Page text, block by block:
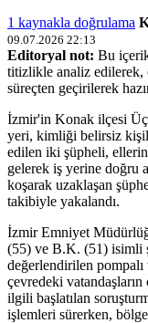
1 kaynakla doğrulama
09.07.2026 22:13
Editoryal not: Bu
titizlikle analiz edilerek,
süreçten geçirilerek
İzmir'in Konak ilçesi
yeri, kimliği belirsiz
edilen iki şüpheli,
gelerek iş yerine doğru
koşarak uzaklaşan
takibiyle yakalandı.
İzmir Emniyet
(55) ve B.K. (51) isimli
değerlendirilen pompalı
çevredeki
ilgili başlatılan
işlemleri sürerken,